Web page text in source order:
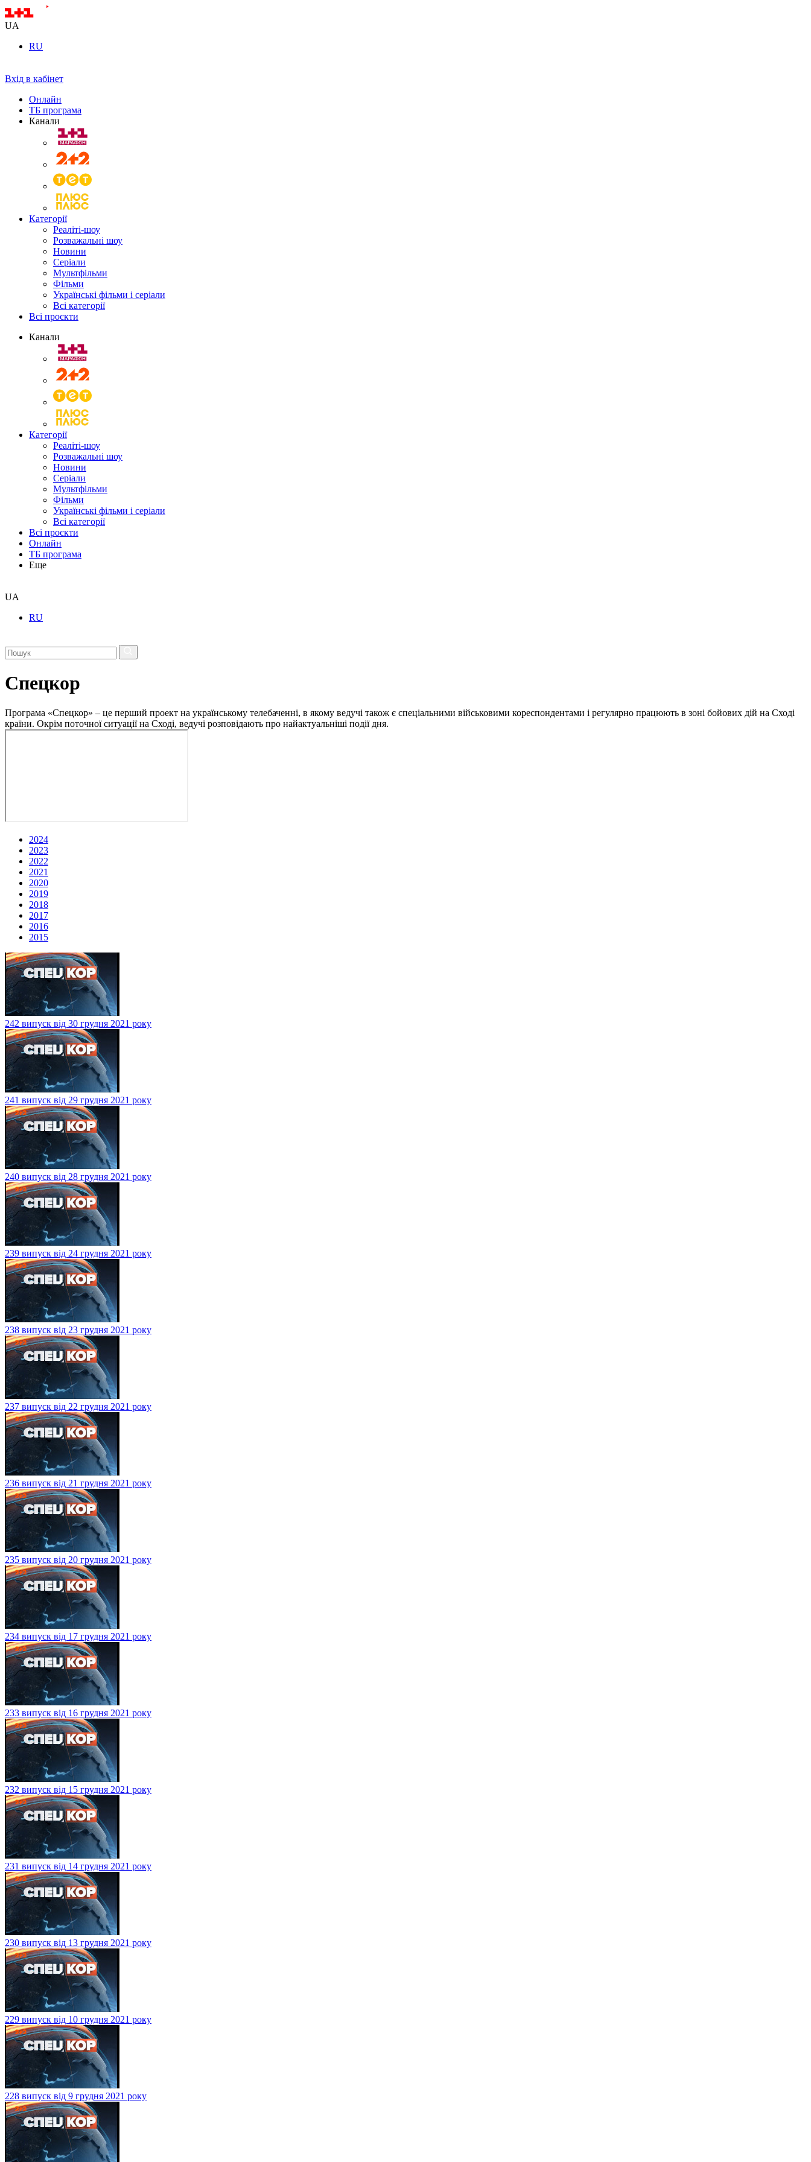
UA
RU
Вхід в кабінет
Онлайн
ТБ програма
Канали
Категорії
Реаліті-шоу
Розважальні шоу
Новини
Серіали
Мультфільми
Фільми
Українські фільми і серіали
Всі категорії
Всі проєкти
Канали
Категорії
Реаліті-шоу
Розважальні шоу
Новини
Серіали
Мультфільми
Фільми
Українські фільми і серіали
Всі категорії
Всі проєкти
Онлайн
ТБ програма
Еще
UA
RU
Спецкор
Програма «Спецкор» – це перший проект на українському телебаченні, в якому ведучі також є спеціальними військовими кореспондентами і регулярно працюють в зоні бойових дій на Сході
країни. Окрім поточної ситуації на Сході, ведучі розповідають про найактуальніші події дня.
2024
2023
2022
2021
2020
2019
2018
2017
2016
2015
242 випуск від 30 грудня 2021 року
241 випуск від 29 грудня 2021 року
240 випуск від 28 грудня 2021 року
239 випуск від 24 грудня 2021 року
238 випуск від 23 грудня 2021 року
237 випуск від 22 грудня 2021 року
236 випуск від 21 грудня 2021 року
235 випуск від 20 грудня 2021 року
234 випуск від 17 грудня 2021 року
233 випуск від 16 грудня 2021 року
232 випуск від 15 грудня 2021 року
231 випуск від 14 грудня 2021 року
230 випуск від 13 грудня 2021 року
229 випуск від 10 грудня 2021 року
228 випуск від 9 грудня 2021 року